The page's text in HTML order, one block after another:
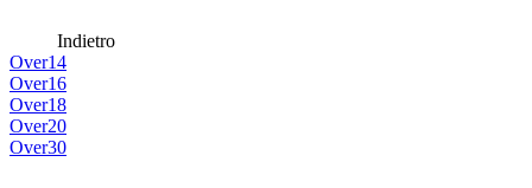
Indietro
Over14
Over16
Over18
Over20
Over30